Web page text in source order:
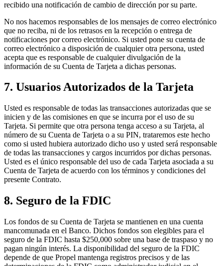
recibido una notificación de cambio de dirección por su parte.
No nos hacemos responsables de los mensajes de correo electrónico
que no reciba, ni de los retrasos en la recepción o entrega de
notificaciones por correo electrónico. Si usted pone su cuenta de
correo electrónico a disposición de cualquier otra persona, usted
acepta que es responsable de cualquier divulgación de la
información de su Cuenta de Tarjeta a dichas personas.
7. Usuarios Autorizados de la Tarjeta
Usted es responsable de todas las transacciones autorizadas que se
inicien y de las comisiones en que se incurra por el uso de su
Tarjeta. Si permite que otra persona tenga acceso a su Tarjeta, al
número de su Cuenta de Tarjeta o a su PIN, trataremos este hecho
como si usted hubiera autorizado dicho uso y usted será responsable
de todas las transacciones y cargos incurridos por dichas personas.
Usted es el único responsable del uso de cada Tarjeta asociada a su
Cuenta de Tarjeta de acuerdo con los términos y condiciones del
presente Contrato.
8. Seguro de la FDIC
Los fondos de su Cuenta de Tarjeta se mantienen en una cuenta
mancomunada en el Banco. Dichos fondos son elegibles para el
seguro de la FDIC hasta $250,000 sobre una base de traspaso y no
pagan ningún interés. La disponibilidad del seguro de la FDIC
depende de que Propel mantenga registros precisos y de las